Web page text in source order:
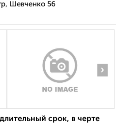
Шевченко 56
›
срок, в черте